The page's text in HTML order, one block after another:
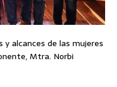
alcances de las mujeres
Mtra. Norbi